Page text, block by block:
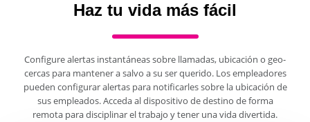
Haz tu vida más fácil
Configure alertas instantáneas sobre llamadas, ubicación o geo-
cercas para mantener a salvo a su ser querido. Los empleadores
pueden configurar alertas para notificarles sobre la ubicación de
sus empleados. Acceda al dispositivo de destino de forma
remota para disciplinar el trabajo y tener una vida divertida.